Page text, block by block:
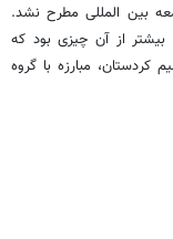
بین المللی مطرح نشد.
بیشتر از آن چیزی بود که
کردستان، مبارزه با گروه